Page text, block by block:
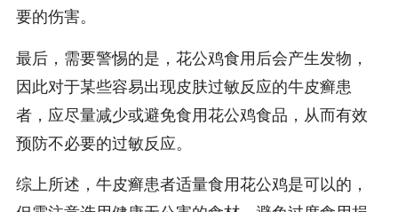
要的伤害。
最后，需要警惕的是，花公鸡食用后会产生发物，
因此对于某些容易出现皮肤过敏反应的牛皮癣患
者，应尽量减少或避免食用花公鸡食品，从而有效
预防不必要的过敏反应。
综上所述，牛皮癣患者适量食用花公鸡是可以的，